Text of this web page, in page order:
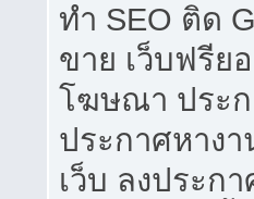
ทำ SEO ติด
ขาย เว็บฟรีย
โฆษณา ประ
ประกาศหาง
เว็บ ลงประก